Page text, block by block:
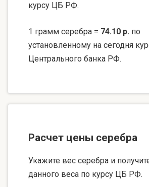
курсу ЦБ РФ.
1 грамм серебра = 74.10 р. по
установленному на сегодня
Центрального банка РФ.
Расчет цены серебра
Укажите вес серебра и
данного веса по курсу ЦБ РФ.